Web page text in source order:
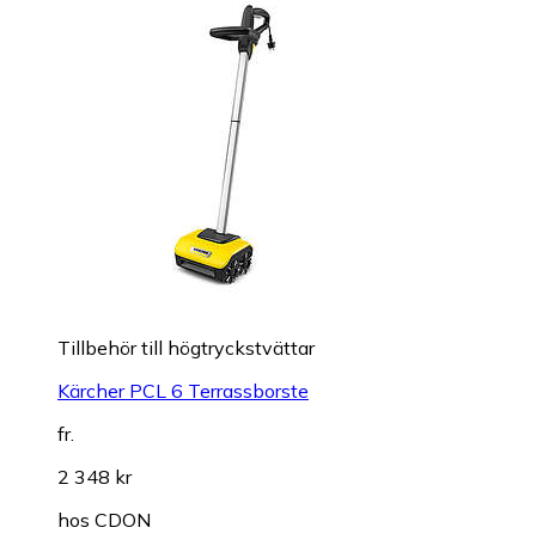
Tillbehör till högtryckstvättar
Kärcher PCL 6 Terrassborste
fr.
2 348 kr
hos CDON